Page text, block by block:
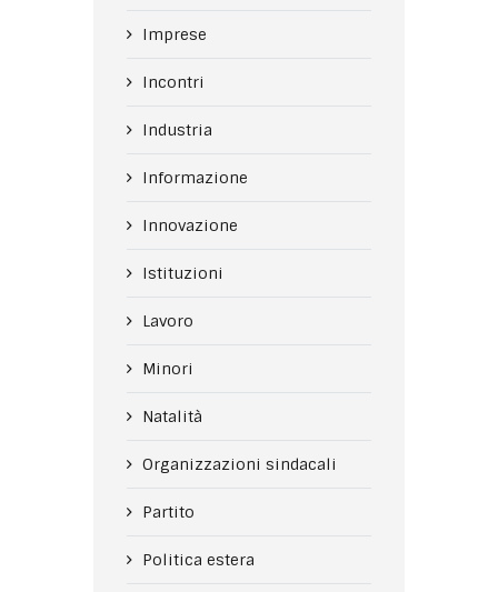
Imprese
Incontri
Industria
Informazione
Innovazione
Istituzioni
Lavoro
Minori
Natalità
Organizzazioni sindacali
Partito
Politica estera